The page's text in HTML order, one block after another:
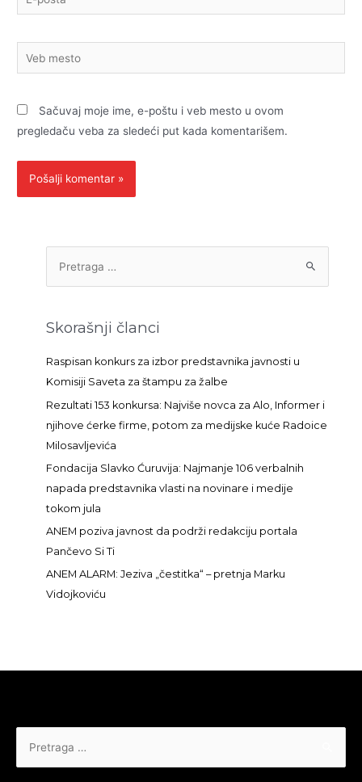
pošta*
Veb
mesto
Sačuvaj moje ime, e-poštu i veb mesto u ovom
pregledaču veba za sledeći put kada komentarišem.
r
a
g
Skorašnji članci
Raspisan konkurs za izbor predstavnika javnosti u
Komisiji Saveta za štampu za žalbe
Rezultati 153 konkursa: Najviše novca za Alo, Informer i
njihove ćerke firme, potom za medijske kuće Radoice
Milosavljevića
Fondacija Slavko Ćuruvija: Najmanje 106 verbalnih
napada predstavnika vlasti na novinare i medije
tokom jula
ANEM poziva javnost da podrži redakciju portala
Pančevo Si Ti
ANEM ALARM: Jeziva „čestitka“ – pretnja Marku
Vidojkoviću